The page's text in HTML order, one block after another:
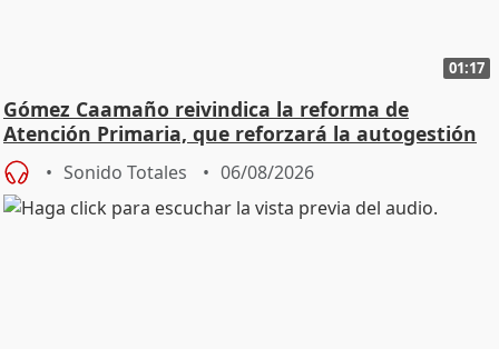
01:17
Gómez Caamaño reivindica la reforma de
Atención Primaria, que reforzará la autogestión
Sonido Totales 06/08/2026